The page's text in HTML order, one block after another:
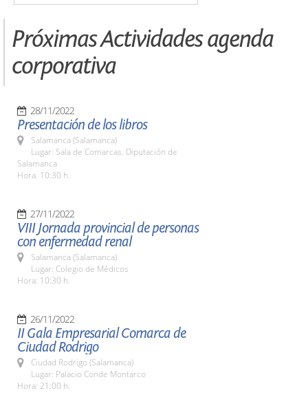
Próximas Actividades agenda
corporativa
28/11/2022
Presentación de los libros
Salamanca (Salamanca)
Lugar: Sala de Comarcas. Diputación de
Salamanca
Hora: 10:30 h.
27/11/2022
VIII Jornada provincial de personas
con enfermedad renal
Salamanca (Salamanca)
Lugar: Colegio de Médicos
Hora: 10:30 h.
26/11/2022
II Gala Empresarial Comarca de
Ciudad Rodrigo
Ciudad Rodrigo (Salamanca)
Lugar: Palacio Conde Montarco
Hora: 21:00 h.